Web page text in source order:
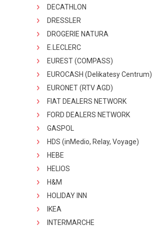
DECATHLON
DRESSLER
DROGERIE NATURA
E.LECLERC
EUREST (COMPASS)
EUROCASH (Delikatesy Centrum)
EURONET (RTV AGD)
FIAT DEALERS NETWORK
FORD DEALERS NETWORK
GASPOL
HDS (inMedio, Relay, Voyage)
HEBE
HELIOS
H&M
HOLIDAY INN
IKEA
INTERMARCHE